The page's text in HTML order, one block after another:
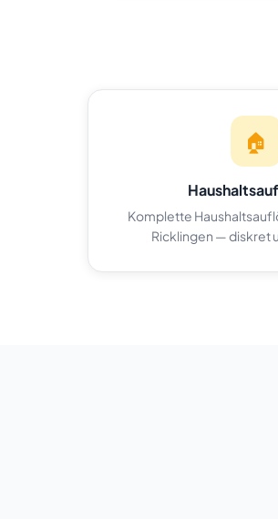
🏠
Komplette
Ricklingen — diskret